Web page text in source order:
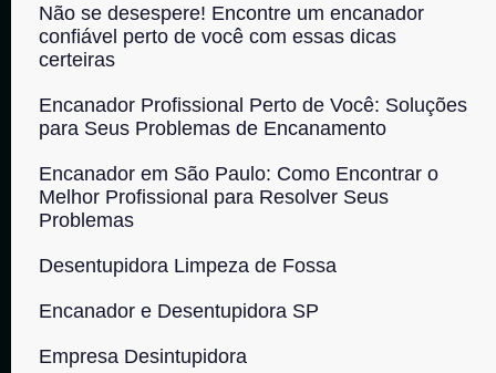
Não se desespere! Encontre um encanador
confiável perto de você com essas dicas
certeiras
Encanador Profissional Perto de Você: Soluções
para Seus Problemas de Encanamento
Encanador em São Paulo: Como Encontrar o
Melhor Profissional para Resolver Seus
Problemas
Desentupidora Limpeza de Fossa
Encanador e Desentupidora SP
Empresa Desintupidora